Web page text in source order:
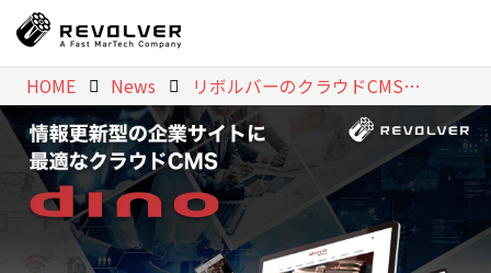
HOME News リボルバーのクラウドCMS「dino」、10年ぶりとなる“リパッケージ”で新プランをリリース 〜オウンドメディア特化から企業サイト全般へ、次の10年を見据えた戦略転換〜